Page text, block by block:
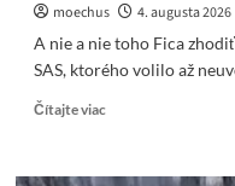
moechus
4. augusta 2026
A nie a nie toho Fica
SAS, ktorého volilo až
Čítajte viacRead
A